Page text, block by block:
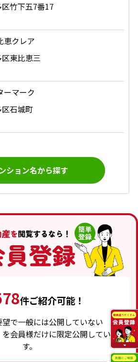
竹下五7番17
恵クレア
東比恵三
ーマーク
石城町
ション名から探す
件ご紹介可能！
で一般には公開していない
を会員様だけに限定公開していま
す。